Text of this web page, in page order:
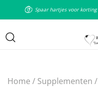
Spaar hartjes voor korting
Home / Supplementen /